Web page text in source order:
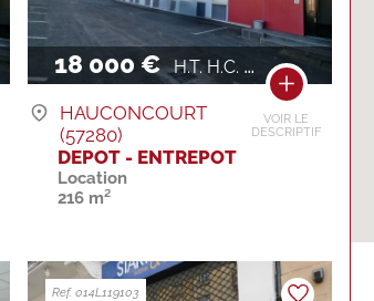
18 000 € H.T. H.C. / AN
VOIR LE
DESCRIPTIF
HAUCONCOURT
(57280)
DEPOT - ENTREPOT
Location
216 m²
Ref. 014L119103